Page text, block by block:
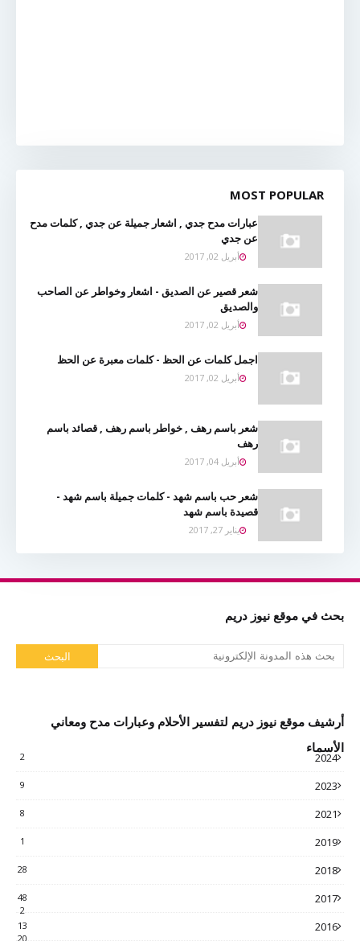
MOST POPULAR
عبارات مدح جدي , اشعار جميلة عن جدي , كلمات مدح
عن جدي
أبريل 02, 2017
شعر قصير عن الصديق - اشعار وخواطر عن الصاحب
والصديق
أبريل 02, 2017
اجمل كلمات عن الحظ - كلمات معبرة عن الحظ
أبريل 02, 2017
شعر باسم رهف , خواطر باسم رهف , قصائد باسم
رهف
أبريل 04, 2017
شعر حب باسم شهد - كلمات جميلة باسم شهد -
قصيدة باسم شهد
يناير 27, 2017
بحث في موقع نيوز دريم
أرشيف موقع نيوز دريم لتفسير الأحلام وعبارات مدح ومعاني
الأسماء
2024
2
2023
9
2021
8
2019
1
2018
28
2017
48
2
2016
13
20